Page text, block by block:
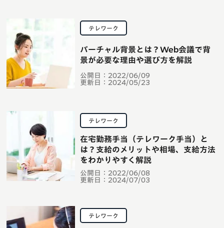
テレワーク
公開日： 2022/06/09
更新日： 2024/05/23
バーチャル背景とは？Web会議で背
景が必要な理由や選び方を解説
テレワーク
公開日： 2022/06/08
更新日： 2024/07/03
在宅勤務手当（テレワーク手当）と
は？支給のメリットや相場、支給方法
をわかりやすく解説
テレワーク